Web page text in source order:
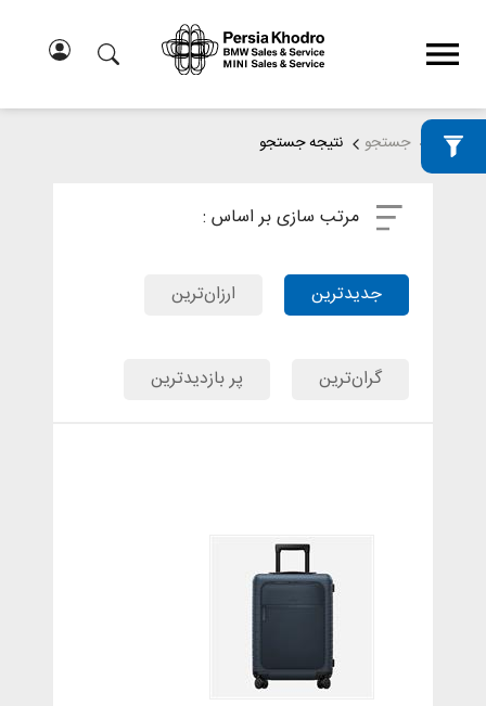
خانه جستجو نتیجه جستجو
مرتب سازی بر اساس :
جدیدترین ارزان‌ترین
گران‌ترین پر بازدیدترین